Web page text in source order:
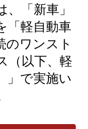
「新車」
「軽自動車
のワンスト
（以下、軽
」で実施い